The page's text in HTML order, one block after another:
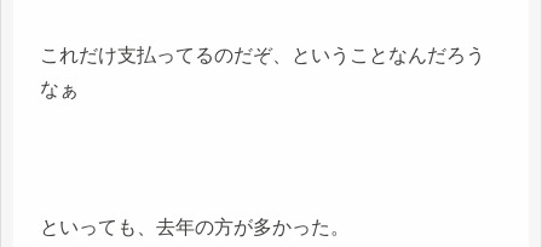
これだけ支払ってるのだぞ、ということなんだろう
なぁ
といっても、去年の方が多かった。